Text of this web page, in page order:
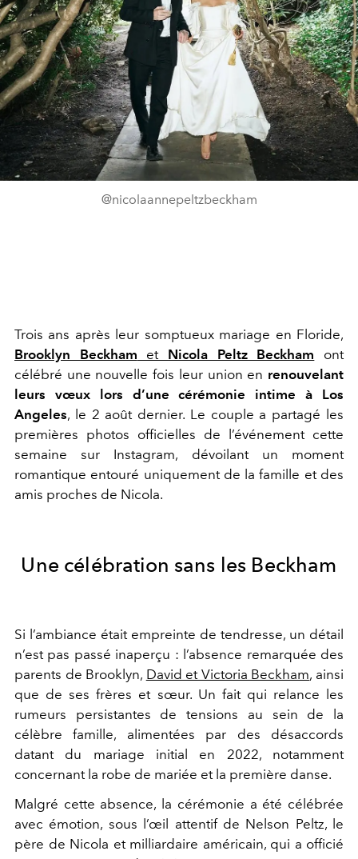
@nicolaannepeltzbeckham
Trois ans après leur somptueux mariage en Floride,
Brooklyn Beckham et Nicola Peltz Beckham ont
célébré une nouvelle fois leur union en renouvelant
leurs vœux lors d’une cérémonie intime à Los
Angeles, le 2 août dernier. Le couple a partagé les
premières photos officielles de l’événement cette
semaine sur Instagram, dévoilant un moment
romantique entouré uniquement de la famille et des
amis proches de Nicola.
Une célébration sans les Beckham
Si l’ambiance était empreinte de tendresse, un détail
n’est pas passé inaperçu : l’absence remarquée des
parents de Brooklyn, David et Victoria Beckham, ainsi
que de ses frères et sœur. Un fait qui relance les
rumeurs persistantes de tensions au sein de la
célèbre famille, alimentées par des désaccords
datant du mariage initial en 2022, notamment
concernant la robe de mariée et la première danse.
Malgré cette absence, la cérémonie a été célébrée
avec émotion, sous l’œil attentif de Nelson Peltz, le
père de Nicola et milliardaire américain, qui a officié